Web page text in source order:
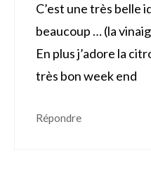
C’est une très belle
beaucoup … (la
En plus j’adore la
très bon week end
Répondre